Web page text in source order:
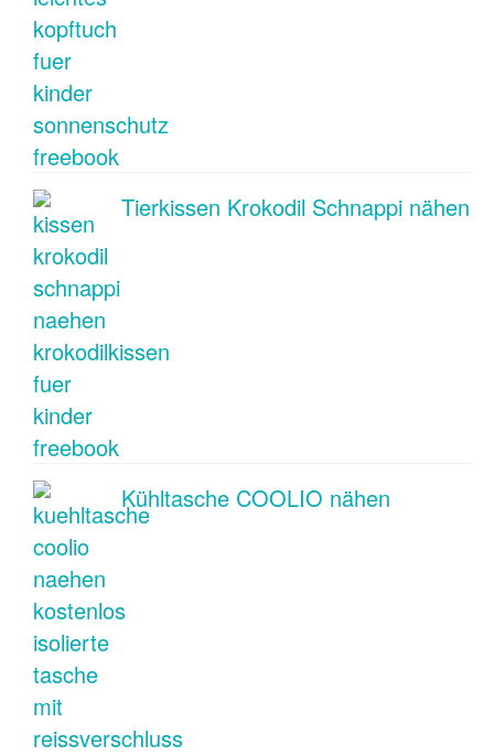
Tierkissen Krokodil Schnappi nähen
Kühltasche COOLIO nähen